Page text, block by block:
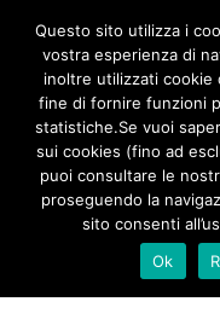
FARAONA
Questo sito utilizza i
vostra esperienza di
inoltre utilizzati cookie
fine di fornire funzioni
statistiche.Se vuoi
sui cookies (fino ad
puoi consultare le
proseguendo la
sito consenti
Ok